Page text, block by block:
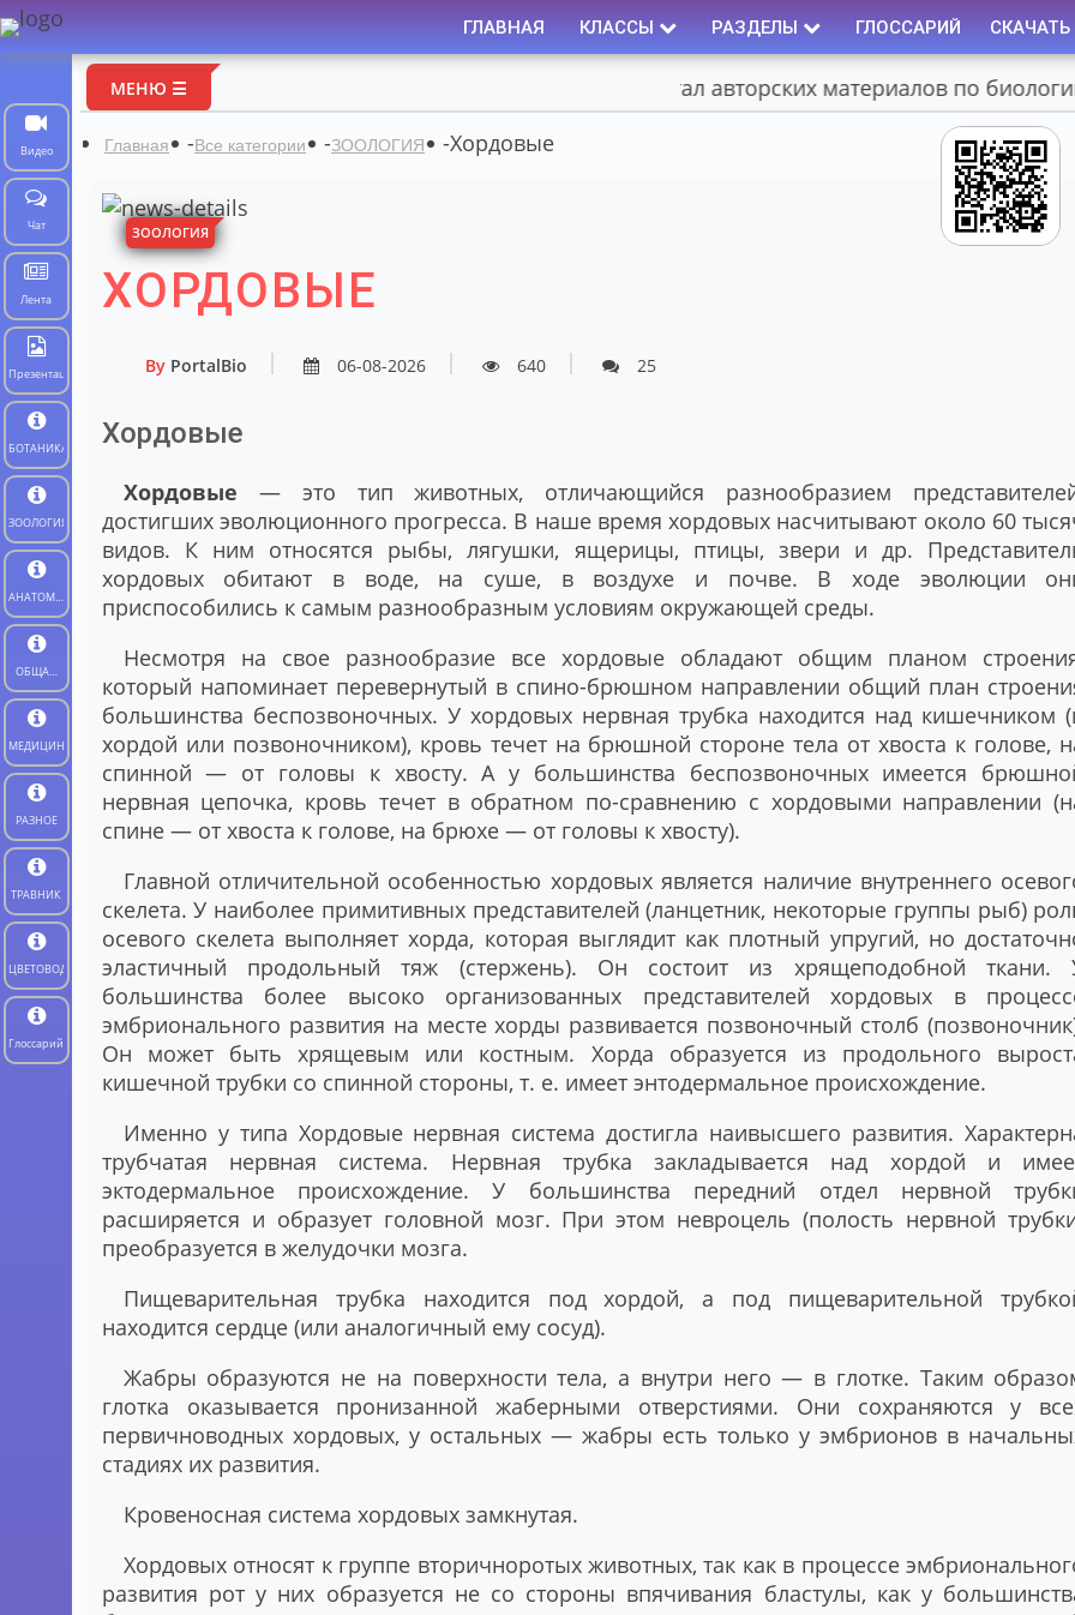
ГЛАВНАЯ КЛАССЫ РАЗДЕЛЫ ГЛОССАРИЙ СКАЧАТЬ
Видео
Чат
Лента
Презентации
БОТАНИКА
ЗООЛОГИЯ
АНАТОМИЯ
ЧЕЛОВЕКА
ОБЩАЯ
БИОЛОГИЯ
МЕДИЦИНА
РАЗНОЕ
ТРАВНИК
ЦВЕТОВОД
Глоссарий
МЕНЮ ☰ Портал авторских материалов по биологии
Главная -Все категории -ЗООЛОГИЯ -Хордовые
ЗООЛОГИЯ
ХОРДОВЫЕ
ByPortalBio 06-08-2026 640 25
Хордовые
Хордовые — это тип животных, отличающийся разнообразием
достигших эволюционного прогресса. В наше время хордовых насчитывают около 60
видов. К ним относятся рыбы, лягушки, ящерицы, птицы, звери и др.
хордовых обитают в воде, на суше, в воздухе и почве. В ходе эволюции
приспособились к самым разнообразным условиям окружающей среды.
Несмотря на свое разнообразие все хордовые обладают общим планом
который напоминает перевернутый в спино-брюшном направлении общий план
большинства беспозвоночных. У хордовых нервная трубка находится над кишечником
хордой или позвоночником), кровь течет на брюшной стороне тела от хвоста к голове,
спинной — от головы к хвосту. А у большинства беспозвоночных имеется
нервная цепочка, кровь течет в обратном по-сравнению с хордовыми направлении
спине — от хвоста к голове, на брюхе — от головы к хвосту).
Главной отличительной особенностью хордовых является наличие внутреннего
скелета. У наиболее примитивных представителей (ланцетник, некоторые группы рыб)
осевого скелета выполняет хорда, которая выглядит как плотный упругий, но
эластичный продольный тяж (стержень). Он состоит из хрящеподобной ткани.
большинства более высоко организованных представителей хордовых в
эмбрионального развития на месте хорды развивается позвоночный столб
Он может быть хрящевым или костным. Хорда образуется из продольного
кишечной трубки со спинной стороны, т. е. имеет энтодермальное происхождение.
Именно у типа Хордовые нервная система достигла наивысшего развития.
трубчатая нервная система. Нервная трубка закладывается над хордой и
эктодермальное происхождение. У большинства передний отдел нервной
расширяется и образует головной мозг. При этом невроцель (полость нервной
преобразуется в желудочки мозга.
Пищеварительная трубка находится под хордой, а под пищеварительной
находится сердце (или аналогичный ему сосуд).
Жабры образуются не на поверхности тела, а внутри него — в глотке. Таким
глотка оказывается пронизанной жаберными отверстиями. Они сохраняются у
первичноводных хордовых, у остальных — жабры есть только у эмбрионов в
стадиях их развития.
Кровеносная система хордовых замкнутая.
Хордовых относят к группе вторичноротых животных, так как в процессе
развития рот у них образуется не со стороны впячивания бластулы, как у